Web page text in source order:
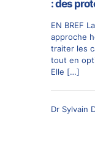
: des
EN BREF
approche
traiter les
tout en
Elle […]
Dr Sylvain